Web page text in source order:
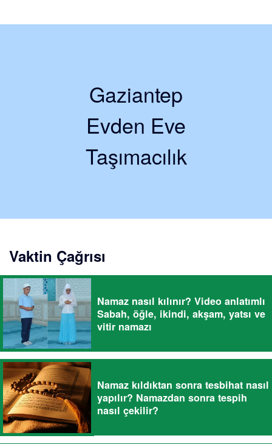
Gaziantep
Evden Eve
Taşımacılık
Vaktin Çağrısı
Namaz nasıl kılınır? Video anlatımlı
Sabah, öğle, ikindi, akşam, yatsı ve
vitir namazı
Namaz kıldıktan sonra tesbihat nasıl
yapılır? Namazdan sonra tespih
nasıl çekilir?